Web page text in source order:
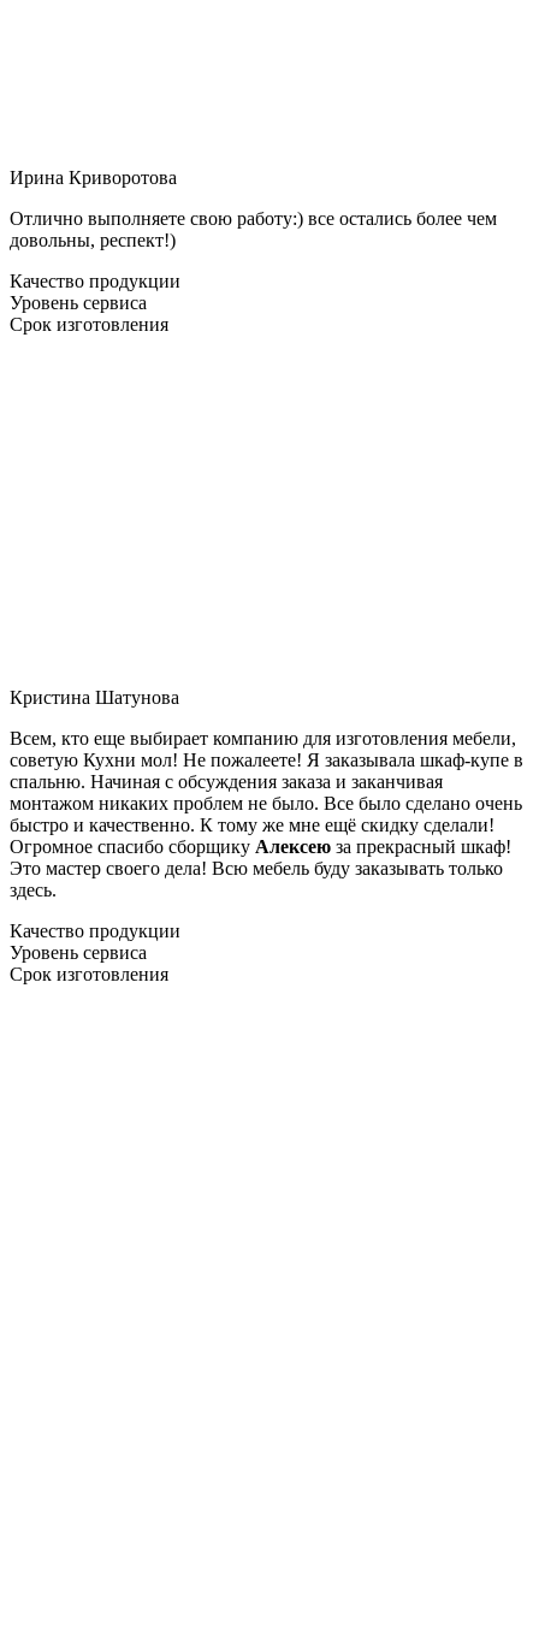
Ирина Криворотова
Отлично выполняете свою работу:) все остались более чем
довольны, респект!)
Качество продукции
Уровень сервиса
Срок изготовления
Кристина Шатунова
Всем, кто еще выбирает компанию для изготовления мебели,
советую Кухни мол! Не пожалеете! Я заказывала шкаф-купе в
спальню. Начиная с обсуждения заказа и заканчивая
монтажом никаких проблем не было. Все было сделано очень
быстро и качественно. К тому же мне ещё скидку сделали!
Огромное спасибо сборщику Алексею за прекрасный шкаф!
Это мастер своего дела! Всю мебель буду заказывать только
здесь.
Качество продукции
Уровень сервиса
Срок изготовления